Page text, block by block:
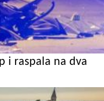
i raspala na dva